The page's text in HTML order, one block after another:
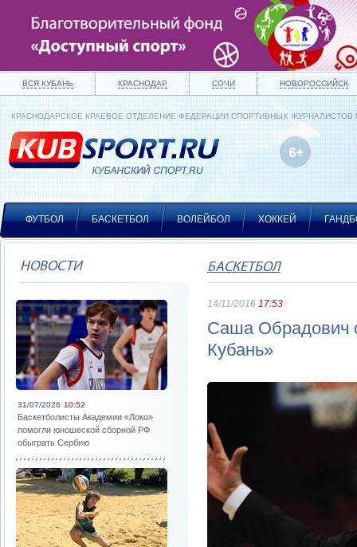
ВСЯ КУБАНЬ КРАСНОДАР СОЧИ НОВОРОССИЙСК
КРАСНОДАРСКОЕ КРАЕВОЕ ОТДЕЛЕНИЕ ФЕДЕРАЦИИ СПОРТИВНЫХ ЖУРНАЛИСТОВ
ФУТБОЛ БАСКЕТБОЛ ВОЛЕЙБОЛ ХОККЕЙ
НОВОСТИ
31/07/2026 10:52
Баскетболисты Академии «Локо»
помогли юношеской сборной РФ
обыграть Сербию
БАСКЕТБОЛ
14/11/2016 17:53
Саша Обрадович
Кубань»